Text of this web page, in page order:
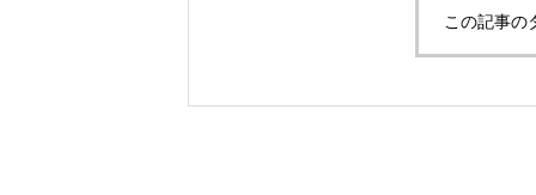
この記事の